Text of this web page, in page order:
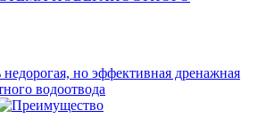
но эффективная дренажная
водоотвода